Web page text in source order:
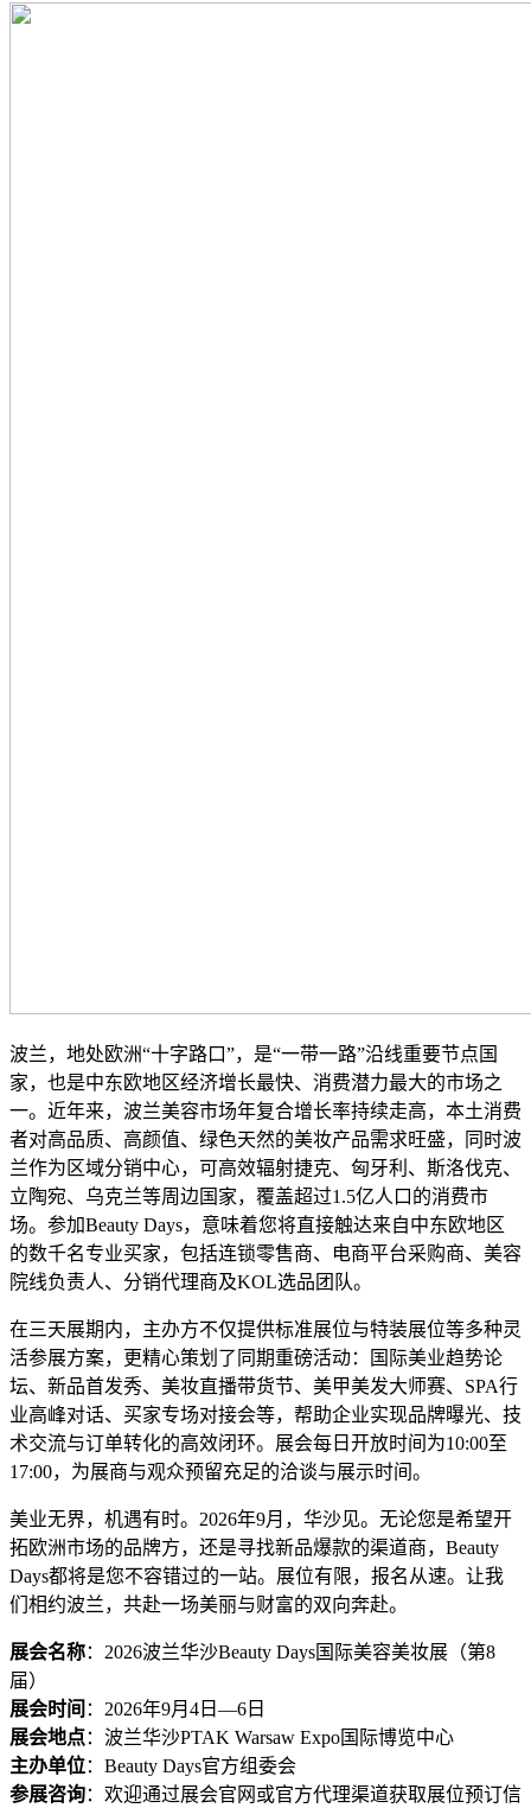
波兰，地处欧洲“十字路口”，是“一带一路”沿线重要节点国
家，也是中东欧地区经济增长最快、消费潜力最大的市场之
一。近年来，波兰美容市场年复合增长率持续走高，本土消费
者对高品质、高颜值、绿色天然的美妆产品需求旺盛，同时波
兰作为区域分销中心，可高效辐射捷克、匈牙利、斯洛伐克、
立陶宛、乌克兰等周边国家，覆盖超过1.5亿人口的消费市
场。参加Beauty Days，意味着您将直接触达来自中东欧地区
的数千名专业买家，包括连锁零售商、电商平台采购商、美容
院线负责人、分销代理商及KOL选品团队。
在三天展期内，主办方不仅提供标准展位与特装展位等多种灵
活参展方案，更精心策划了同期重磅活动：国际美业趋势论
坛、新品首发秀、美妆直播带货节、美甲美发大师赛、SPA行
业高峰对话、买家专场对接会等，帮助企业实现品牌曝光、技
术交流与订单转化的高效闭环。展会每日开放时间为10:00至
17:00，为展商与观众预留充足的洽谈与展示时间。
美业无界，机遇有时。2026年9月，华沙见。无论您是希望开
拓欧洲市场的品牌方，还是寻找新品爆款的渠道商，Beauty
Days都将是您不容错过的一站。展位有限，报名从速。让我
们相约波兰，共赴一场美丽与财富的双向奔赴。
展会名称：2026波兰华沙Beauty Days国际美容美妆展（第8
届）
展会时间 ：2026年9月4日—6日
展会地点：波兰华沙PTAK Warsaw Expo国际博览中心
主办单位：Beauty Days官方组委会
参展咨询：欢迎通过展会官网或官方代理渠道获取展位预订信